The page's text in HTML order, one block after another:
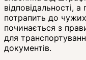
відповідальності,
потрапить до
починається з
для
документів.